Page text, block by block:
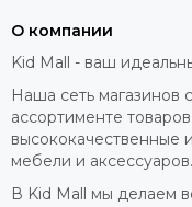
О компании
Kid Mall - ваш
Наша сеть магазинов
ассортименте
высококачественные
мебели и аксессуаров.
В Kid Mall мы делаем